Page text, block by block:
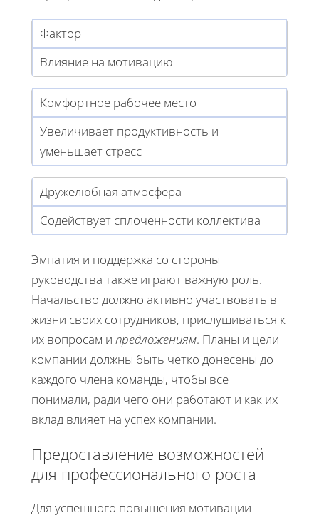
Фактор
Влияние на мотивацию
Комфортное рабочее место
Увеличивает продуктивность и
уменьшает стресс
Дружелюбная атмосфера
Содействует сплоченности коллектива
Эмпатия и поддержка со стороны
руководства также играют важную роль.
Начальство должно активно участвовать в
жизни своих сотрудников, прислушиваться к
их вопросам и предложениям. Планы и цели
компании должны быть четко донесены до
каждого члена команды, чтобы все
понимали, ради чего они работают и как их
вклад влияет на успех компании.
Предоставление возможностей
для профессионального роста
Для успешного повышения мотивации